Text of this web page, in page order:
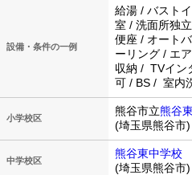
設備・条件の一例
給湯 / バスト
室 / 洗面所独
便座 / オート
ーリング / エ
収納 / TVイン
可 / BS / 室内
小学校区
熊谷市立熊谷
(埼玉県熊谷市)
中学校区
熊谷東中学校
(埼玉県熊谷市)